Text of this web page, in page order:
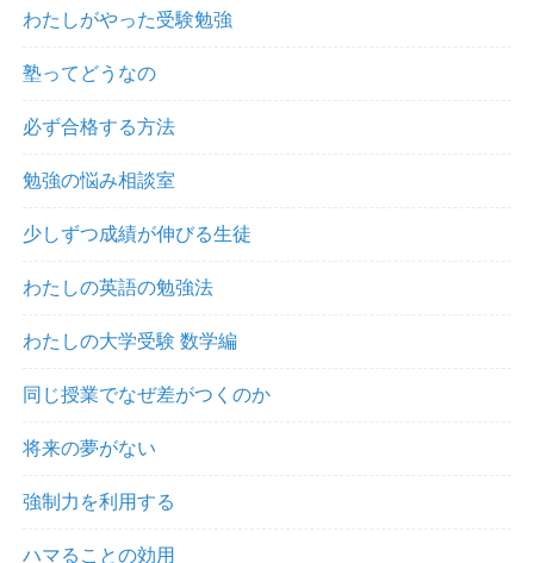
わたしがやった受験勉強
塾ってどうなの
必ず合格する方法
勉強の悩み相談室
少しずつ成績が伸びる生徒
わたしの英語の勉強法
わたしの大学受験 数学編
同じ授業でなぜ差がつくのか
将来の夢がない
強制力を利用する
ハマることの効用